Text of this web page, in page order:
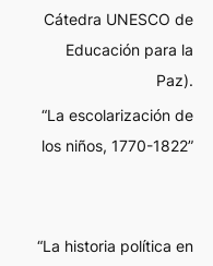
Cátedra UNESCO de
Educación para la
Paz).
“La escolarización de
los niños, 1770-1822”
“La historia política en